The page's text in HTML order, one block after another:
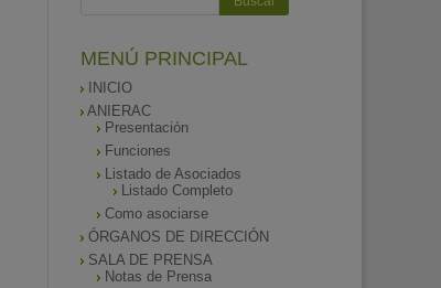
MENÚ PRINCIPAL
INICIO
ANIERAC
Presentación
Funciones
Listado de Asociados
Listado Completo
Como asociarse
ÓRGANOS DE DIRECCIÓN
SALA DE PRENSA
Notas de Prensa